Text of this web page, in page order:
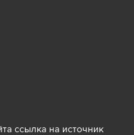
ссылка на источник